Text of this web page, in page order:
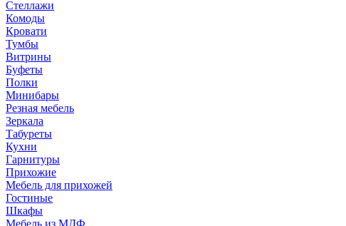
Стеллажи
Комоды
Кровати
Тумбы
Витрины
Буфеты
Полки
Минибары
Резная мебель
Зеркала
Табуреты
Кухни
Гарнитуры
Прихожие
Мебель для прихожей
Гостиные
Шкафы
Мебель из МДФ